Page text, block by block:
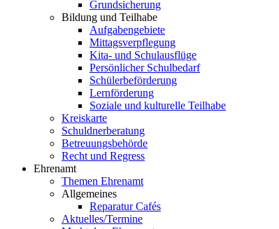
Grundsicherung
Bildung und Teilhabe
Aufgabengebiete
Mittagsverpflegung
Kita- und Schulausflüge
Persönlicher Schulbedarf
Schülerbeförderung
Lernförderung
Soziale und kulturelle Teilhabe
Kreiskarte
Schuldnerberatung
Betreuungsbehörde
Recht und Regress
Ehrenamt
Themen Ehrenamt
Allgemeines
Reparatur Cafés
Aktuelles/Termine